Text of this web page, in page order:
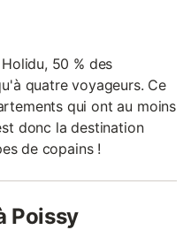
50 % des
quatre voyageurs. Ce
qui ont au moins
donc la destination
de copains !
Poissy